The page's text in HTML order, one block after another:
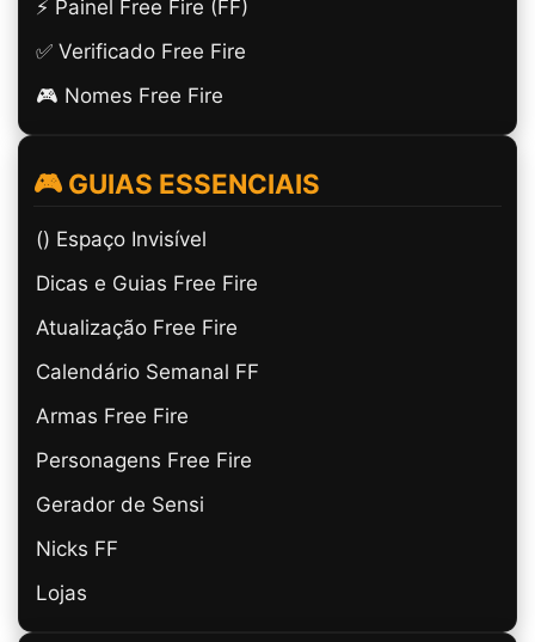
⚡ Painel Free Fire (FF)
✅ Verificado Free Fire
🎮 Nomes Free Fire
🎮 GUIAS ESSENCIAIS
(ㅤ) Espaço Invisível
Dicas e Guias Free Fire
Atualização Free Fire
Calendário Semanal FF
Armas Free Fire
Personagens Free Fire
Gerador de Sensi
Nicks FF
Lojas